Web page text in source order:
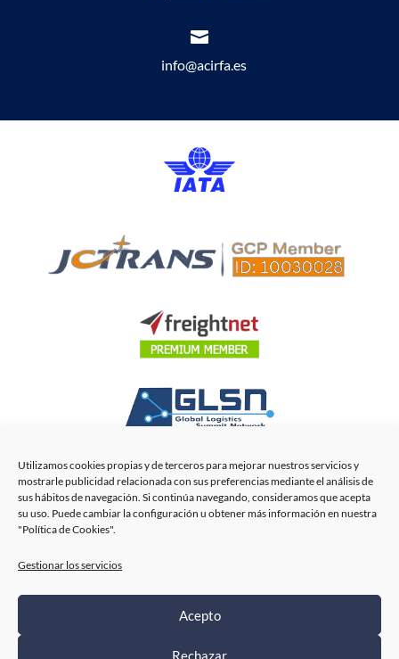
Utilizamos cookies propias y de terceros para mejorar nuestros servicios y
mostrarle publicidad relacionada con sus preferencias mediante el análisis de
sus hábitos de navegación. Si continúa navegando, consideramos que acepta
su uso. Puede cambiar la configuración u obtener más información en nuestra
"Política de Cookies".
Gestionar los servicios
Acepto
Rechazar

info@acirfa.es
Acirfa Shipping International © 2026. | Todos los derechos
Este sitio está protegido por reCAPTCHA y Google (
aplican las (Condiciones de servicio).
Política de privacidad